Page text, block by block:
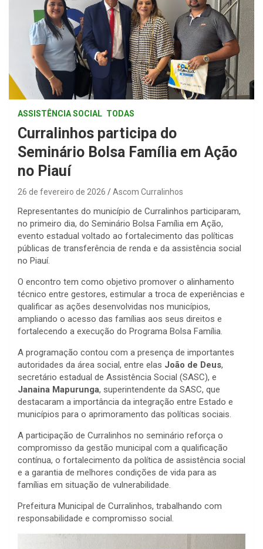
ASSISTÊNCIA SOCIAL TODAS
Curralinhos participa do
Seminário Bolsa Família em Ação
no Piauí
26 de fevereiro de 2026 Ascom Curralinhos
Representantes do município de Curralinhos participaram,
no primeiro dia, do Seminário Bolsa Família em Ação,
evento estadual voltado ao fortalecimento das políticas
públicas de transferência de renda e da assistência social
no Piauí.
O encontro tem como objetivo promover o alinhamento
técnico entre gestores, estimular a troca de experiências e
qualificar as ações desenvolvidas nos municípios,
ampliando o acesso das famílias aos seus direitos e
fortalecendo a execução do Programa Bolsa Família.
A programação contou com a presença de importantes
autoridades da área social, entre elas João de Deus,
secretário estadual de Assistência Social (SASC), e
Janaina Mapurunga, superintendente da SASC, que
destacaram a importância da integração entre Estado e
municípios para o aprimoramento das políticas sociais.
A participação de Curralinhos no seminário reforça o
compromisso da gestão municipal com a qualificação
contínua, o fortalecimento da política de assistência social
e a garantia de melhores condições de vida para as
famílias em situação de vulnerabilidade.
Prefeitura Municipal de Curralinhos, trabalhando com
responsabilidade e compromisso social.